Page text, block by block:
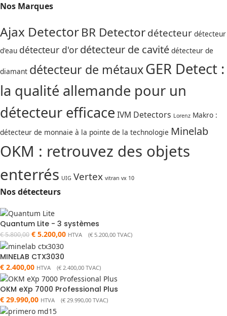
Nos Marques
Ajax DetectorBR Detectordétecteur détecteur
d'eau détecteur d'or détecteur de cavité détecteur de
diamant détecteur de métauxGER Detect :
la qualité allemande pour un
détecteur efficace IVM Detectors Lorenz Makro :
détecteur de monnaie à la pointe de la technologie Minelab
OKM : retrouvez des objets
enterrés UIG Vertex vitran vx 10
Nos détecteurs
Quantum Lite - 3 systèmes
€5.800,00 € 5.200,00 HTVA (€ 5.200,00 TVAC)
MINELAB CTX3030
€ 2.400,00 HTVA (€ 2.400,00 TVAC)
OKM eXp 7000 Professional Plus
€ 29.990,00 HTVA (€ 29.990,00 TVAC)